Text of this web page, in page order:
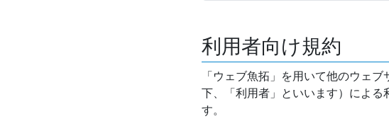
利用者向け規約
「ウェブ魚拓」を用いて他のウェ
下、「利用者」といいます）による
す。